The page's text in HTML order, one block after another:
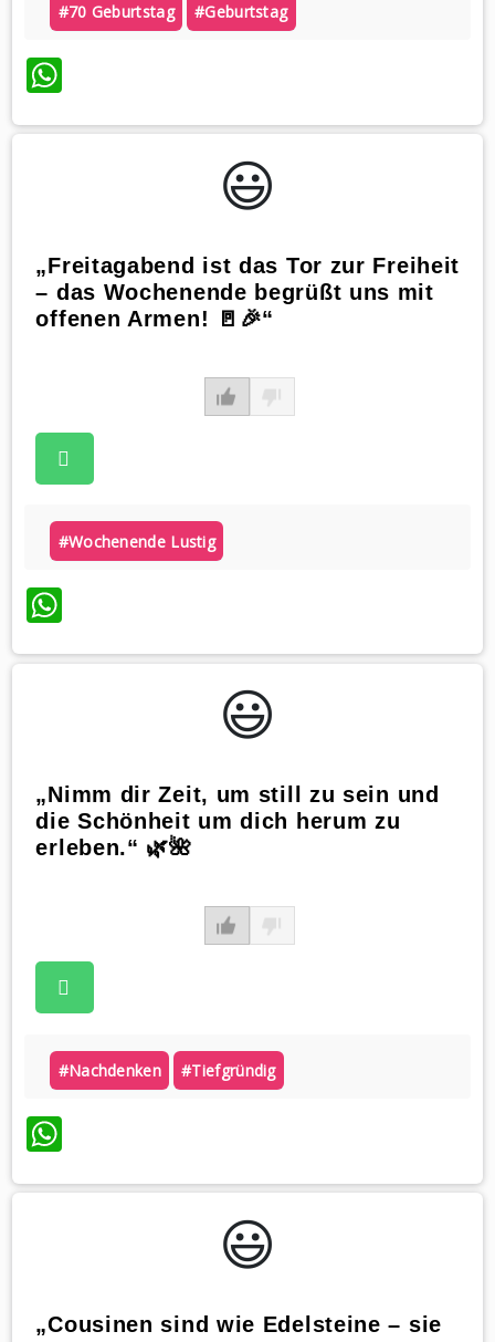
#70 Geburtstag #geburtstag
WhatsApp
😃️
„Freitagabend ist das Tor zur Freiheit
– das Wochenende begrüßt uns mit
offenen Armen! 🚪🎉“
#wochenende Lustig
WhatsApp
😃️
„Nimm dir Zeit, um still zu sein und
die Schönheit um dich herum zu
erleben.“ 🌿🌺
#nachdenken #tiefgründig
WhatsApp
😃️
„Cousinen sind wie Edelsteine – sie